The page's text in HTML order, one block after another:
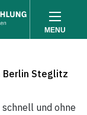
MENU
Berlin Steglitz
und ohne